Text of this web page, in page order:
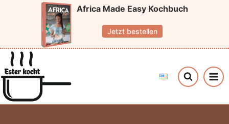
Africa Made Easy Kochbuch
Jetzt bestellen